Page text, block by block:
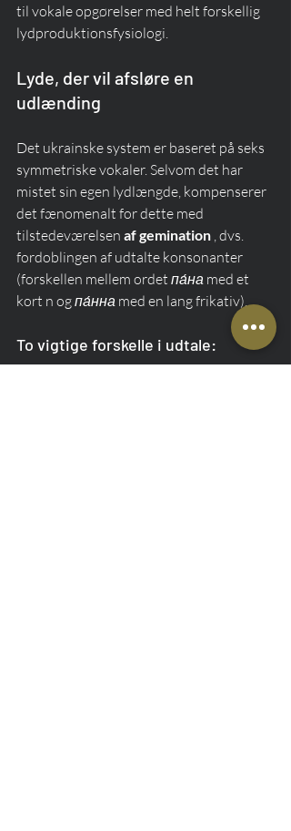
til vokale opgørelser med helt forskellig
lydproduktionsfysiologi.
Lyde, der vil afsløre en
udlænding
Det ukrainske system er baseret på seks
symmetriske vokaler. Selvom det har
mistet sin egen lydlængde, kompenserer
det fænomenalt for dette med
tilstedeværelsen af gemination , dvs.
fordoblingen af udtalte konsonanter
(forskellen mellem ordet па́на med et
kort n og па́нна med en lang frikativ).
To vigtige forskelle i udtale: